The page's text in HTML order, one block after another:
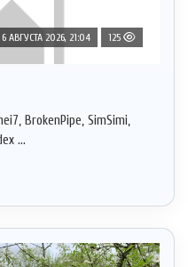
6 АВГУСТА 2026, 21:04 125
BrokenPipe, SimSimi,
...